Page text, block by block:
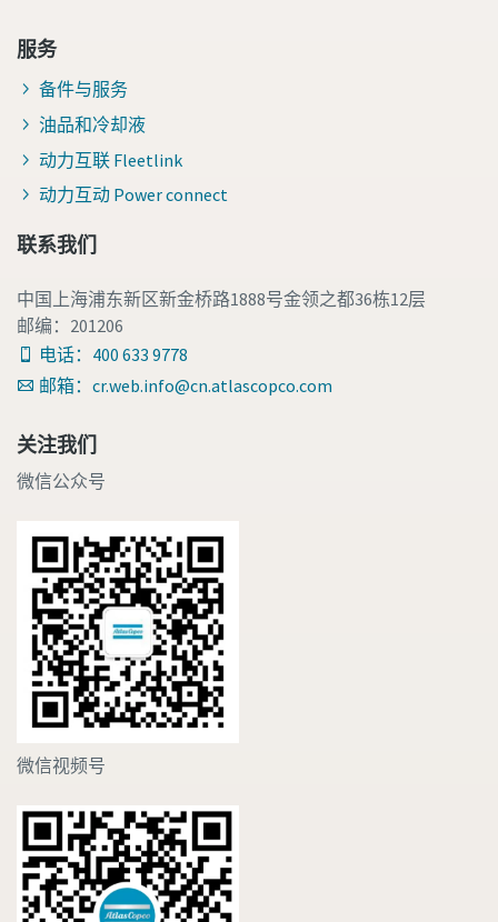
服务
备件与服务
油品和冷却液
动力互联 Fleetlink
动力互动 Power connect
联系我们
中国上海浦东新区新金桥路1888号金领之都36栋12层
邮编：201206
电话：400 633 9778
邮箱：cr.web.info@cn.atlascopco.com
关注我们
微信公众号
微信视频号